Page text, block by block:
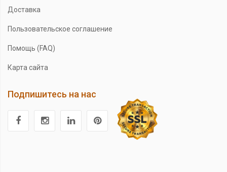
Доставка
Пользовательское соглашение
Помощь (FAQ)
Карта сайта
Подпишитесь на нас